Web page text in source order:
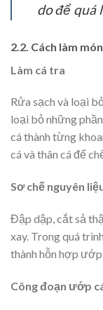
do để quá
2.2. Cách làm
Làm cá tra
Rửa sạch và loại
loại bỏ những
cá thành từng
cá và thân cá để
Sơ chế nguyên
Đập dập, cắt sả
xay. Trong quá
thành hỗn hợp
Công đoạn ướp